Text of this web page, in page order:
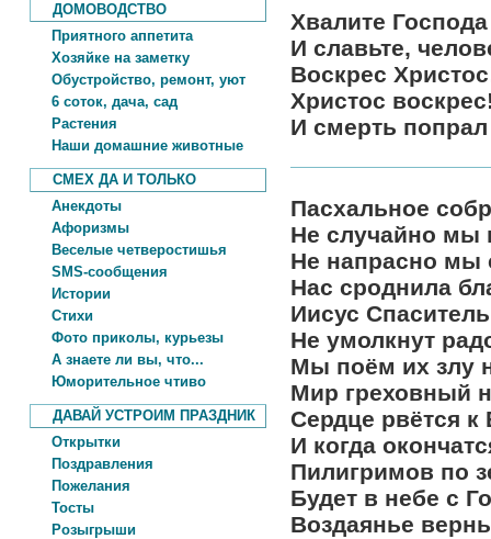
ДОМОВОДСТВО
Приятного аппетита
Хозяйке на заметку
Обустройство, ремонт, уют
6 соток, дача, сад
Растения
Наши домашние животные
СМЕХ ДА И ТОЛЬКО
Анекдоты
Афоризмы
Веселые четверостишья
SMS-сообщения
Истории
Стихи
Фото приколы, курьезы
А знаете ли вы, что...
Юморительное чтиво
ДАВАЙ УСТРОИМ ПРАЗДНИК
Открытки
Поздравления
Пожелания
Тосты
Розыгрыши
Хвалите
И славьте,
Воскрес
Христос
И смерть
Пасхальное
Не случайно мы
Не напрасно мы
Нас сроднила
Иисус
Не умолкнут
Мы поём их злу
Мир греховный
Сердце рвётся к
И когда
Пилигримов по
Будет в небе с
Воздаянье